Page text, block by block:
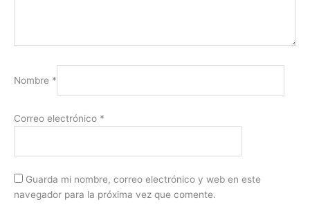
Nombre *
Correo electrónico *
Guarda mi nombre, correo electrónico y web en este
navegador para la próxima vez que comente.